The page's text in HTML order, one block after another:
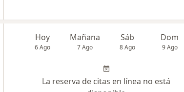
Hoy
6 Ago
Mañana
7 Ago
Sáb
8 Ago
Dom
9 Ago
La reserva de citas en línea no está